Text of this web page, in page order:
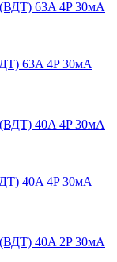
63A 4P 30мА
40A 4P 30мА